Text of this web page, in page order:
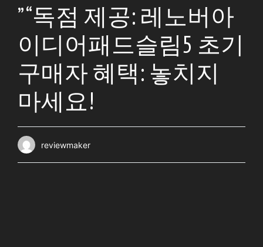
” “독점 제공: 레노버아
이디어패드슬림5 초기
구매자 혜택: 놓치지
마세요!
reviewmaker